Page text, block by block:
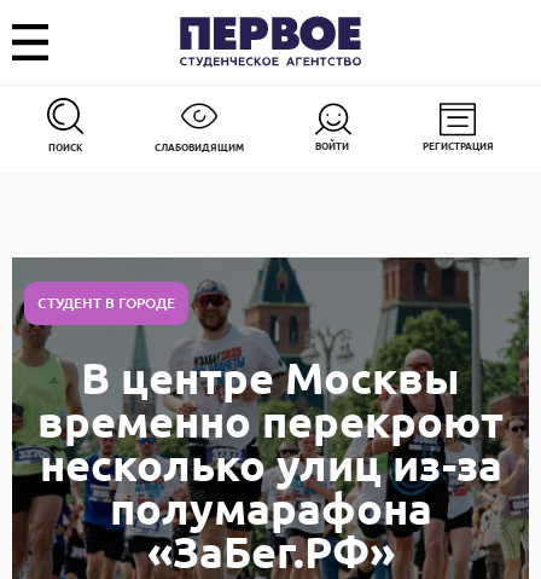
ПОИСК СЛАБОВИДЯЩИМ ВОЙТИ РЕГИСТРАЦИЯ
СТУДЕНТ В ГОРОДЕ
В центре Москвы
временно перекроют
несколько улиц из-за
полумарафона
«ЗаБег.РФ»